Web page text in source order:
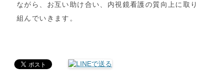
ながら、お互い助け合い、内視鏡看護の質向上に取り
組んでいきます。